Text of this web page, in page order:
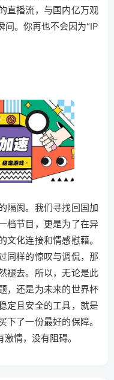
直播流，与国内亿万观
间。你再也不会因为“IP
隔阂。我们寻找回国加
档节目，更是为了在异
化连接和情感慰藉。
同样的惊叹与调侃，那
褪去。所以，无论是此
，还是为未来的世界杯
定且安全的工具，就是
了一份最好的保障。
情，没有阻碍。